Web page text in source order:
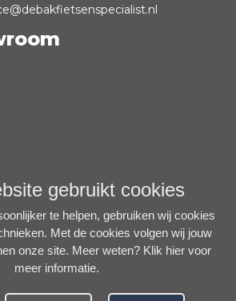
gebruikt cookies
te helpen, gebruiken wij cookies
Met de cookies volgen wij jouw
onze site. Meer weten? Klik hier voor
meer informatie.